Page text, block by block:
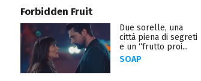
Forbidden Fruit
Due sorelle, una
città piena di segreti
e un “frutto proi...
SOAP